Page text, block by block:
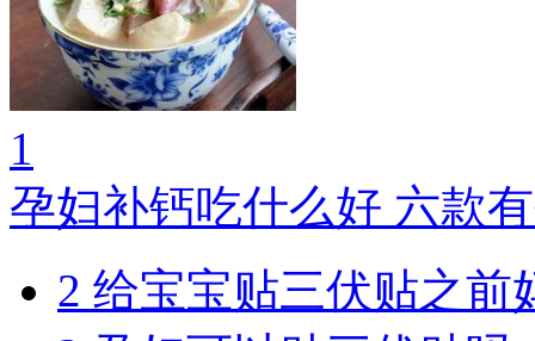
1
孕妇补钙吃什么好 六款
2 给宝宝贴三伏贴之前